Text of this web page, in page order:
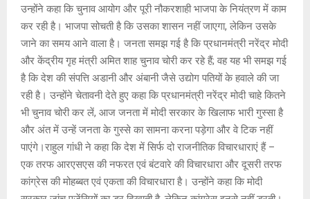
उन्होंने कहा कि चुनाव आयोग और पूरी नौकरशाही भाजपा के नियंत्रण में काम
कर रही है। भाजपा सोचती है कि उसका शासन नहीं जाएगा, लेकिन उसके
जाने का समय आने वाला है। जनता समझ गई है कि प्रधानमंत्री नरेंद्र मोदी
और केंद्रीय गृह मंत्री अमित शाह चुनाव चोरी कर रहे हैं; वह यह भी समझ गई
है कि देश की संपत्ति अडानी और अंबानी जैसे उद्योग पतियों के हवाले की जा
रही है। उन्होंने चेतावनी देते हुए कहा कि प्रधानमंत्री नरेंद्र मोदी चाहे कितने
भी चुनाव चोरी कर लें, आज जनता में मोदी सरकार के खिलाफ भारी गुस्सा है
और अंत में उन्हें जनता के गुस्से का सामना करना पड़ेगा और वे टिक नहीं
पाएंगे।राहुल गांधी ने कहा कि देश में सिर्फ दो राजनीतिक विचारधाराएं हैं –
एक तरफ आरएसएस की नफरत एवं बंटवारे की विचारधारा और दूसरी तरफ
कांग्रेस की मोहब्बत एवं एकता की विचारधारा है। उन्होंने कहा कि मोदी